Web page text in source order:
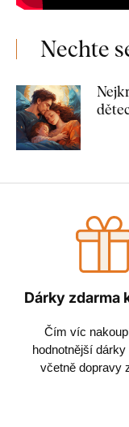
Nechte
Dárky zdarma
Čím víc
hodnotnější
včetně dopravy